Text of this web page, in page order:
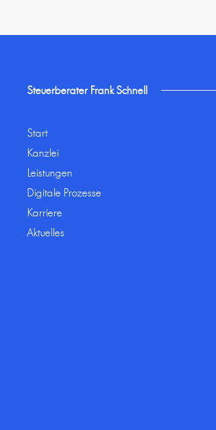
Steuerberater Frank Schnell
Start
Kanzlei
Leistungen
Digitale Prozesse
Karriere
Aktuelles